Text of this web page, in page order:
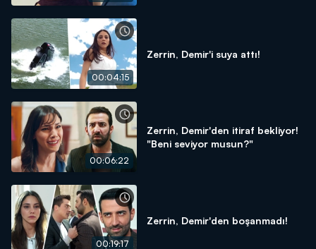
00:04:15
Zerrin, Demir'i suya attı!
00:06:22
Zerrin, Demir'den itiraf bekliyor!
"Beni seviyor musun?"
00:19:17
Zerrin, Demir'den boşanmadı!